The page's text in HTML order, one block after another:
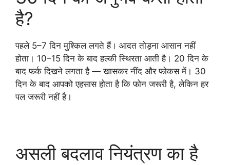
है?
पहले 5–7 दिन मुश्किल लगते हैं। आदत तोड़ना आसान नहीं
होता। 10–15 दिन के बाद हल्की स्थिरता आती है। 20 दिन के
बाद फर्क दिखने लगता है — खासकर नींद और फोकस में। 30
दिन के बाद आपको एहसास होता है कि फोन जरूरी है, लेकिन हर
पल जरूरी नहीं है।
असली बदलाव नियंत्रण का है